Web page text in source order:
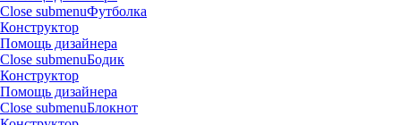
Close submenuФутболка
Конструктор
Помощь дизайнера
Close submenuБодик
Конструктор
Помощь дизайнера
Close submenuБлокнот